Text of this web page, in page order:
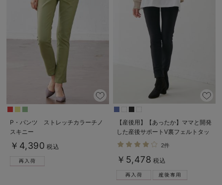
P・パンツ ストレッチカラーチノ
スキニー
￥4,390 税込
【産後用】【あったか】ママと開発
した産後サポートV裏フェルトタッ
チ起毛スキニーパンツ
2件
￥5,478 税込